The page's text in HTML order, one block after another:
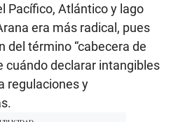
Pacífico, Atlántico y lago
era más radical, pues
del término “cabecera de
cuándo declarar intangibles
regulaciones y